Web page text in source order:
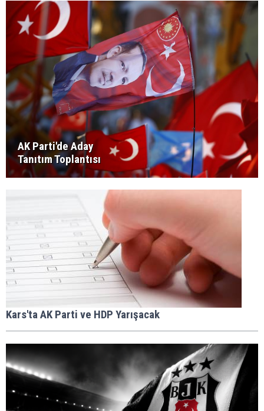
AK Parti'de Aday
Tanıtım Toplantısı
Kars'ta AK Parti ve HDP Yarışacak